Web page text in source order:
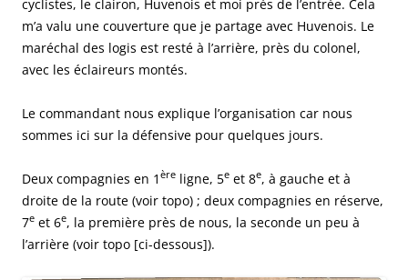
cyclistes, le clairon, Huvenois et moi près de l’entrée. Cela
m’a valu une couverture que je partage avec Huvenois. Le
maréchal des logis est resté à l’arrière, près du colonel,
avec les éclaireurs montés.
Le commandant nous explique l’organisation car nous
sommes ici sur la défensive pour quelques jours.
Deux compagnies en 1 ère ligne, 5e et 8e, à gauche et à
droite de la route (voir topo) ; deux compagnies en réserve,
7e et 6e, la première près de nous, la seconde un peu à
l’arrière (voir topo [ci-dessous]).